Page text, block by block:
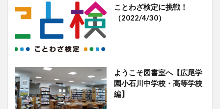
ことわざ検定に挑戦！
（2022/4/30）
ようこそ図書室へ【広尾学
園小石川中学校・高等学校
編】